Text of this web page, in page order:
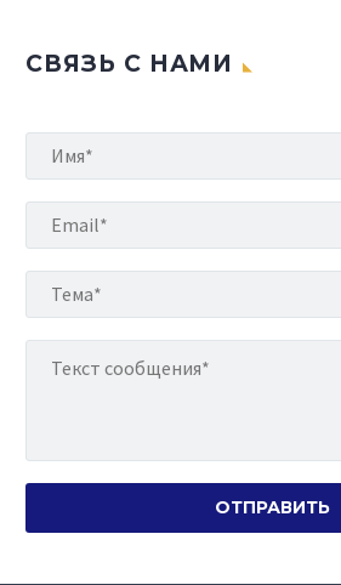
СВЯЗЬ С НАМИ